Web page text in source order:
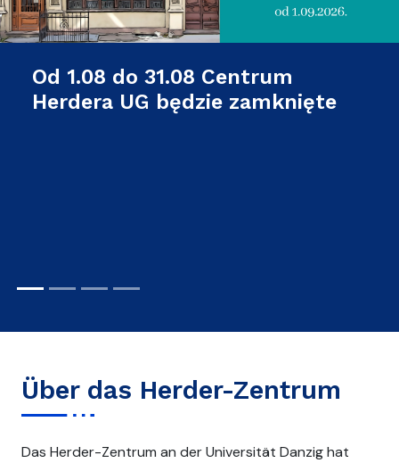
Od 1.08 do 31.08 Centrum
Herdera UG będzie zamknięte
Über das Herder-Zentrum
Das Herder-Zentrum an der Universität Danzig hat